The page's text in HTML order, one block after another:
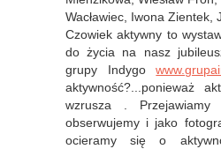
Wacławiec, Iwona Zientek,
Czowiek aktywny to
do życia na nasz
grupy Indygo
aktywność?...ponieważ
wzrusza .
obserwujemy i jako
ocieramy się o